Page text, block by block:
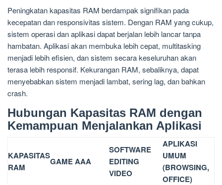
Peningkatan kapasitas RAM berdampak signifikan pada
kecepatan dan responsivitas sistem. Dengan RAM yang cukup,
sistem operasi dan aplikasi dapat berjalan lebih lancar tanpa
hambatan. Aplikasi akan membuka lebih cepat, multitasking
menjadi lebih efisien, dan sistem secara keseluruhan akan
terasa lebih responsif. Kekurangan RAM, sebaliknya, dapat
menyebabkan sistem menjadi lambat, sering lag, dan bahkan
crash.
Hubungan Kapasitas RAM dengan
Kemampuan Menjalankan Aplikasi
KAPASITAS
RAM
GAME AAA
SOFTWARE
EDITING
VIDEO
APLIKASI
UMUM
(BROWSING,
OFFICE)